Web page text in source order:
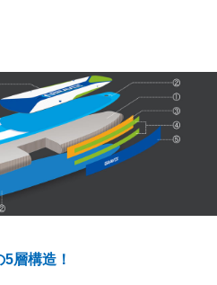
5層構造！